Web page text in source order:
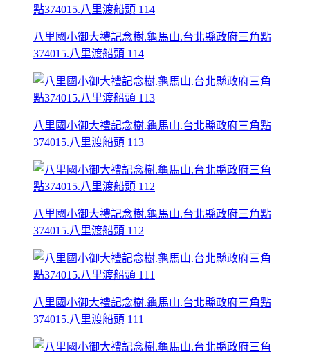
八里國小御大禮記念樹.龜馬山.台北縣政府三角點
374015.八里渡船頭 114
八里國小御大禮記念樹.龜馬山.台北縣政府三角點
374015.八里渡船頭 113
八里國小御大禮記念樹.龜馬山.台北縣政府三角點
374015.八里渡船頭 112
八里國小御大禮記念樹.龜馬山.台北縣政府三角點
374015.八里渡船頭 111